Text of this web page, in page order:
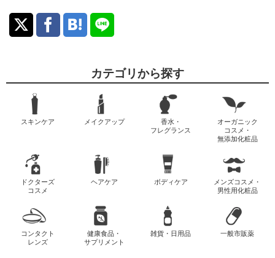
カテゴリから探す
スキンケア メイクアップ
香水・
フレグランス
オーガニック
コスメ・
無添加化粧品
ドクターズ
コスメ
ヘアケア ボディケア
メンズコスメ・
男性用化粧品
コンタクト
レンズ
健康食品・
サプリメント
雑貨・日用品 一般市販薬